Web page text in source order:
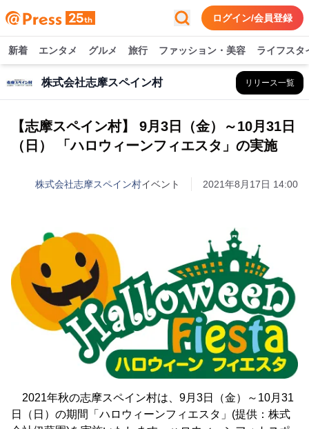
ログイン/会員登録
新着 エンタメ グルメ 旅行 ファッション・美容 ライフスタ
株式会社志摩スペイン村 リリース一覧
【志摩スペイン村】 9月3日（金）～10月31日
（日） 「ハロウィーンフィエスタ」の実施
株式会社志摩スペイン村イベント 2021年8月17日 14:00
2021年秋の志摩スペイン村は、9月3日（金）～10月31
日（日）の期間「ハロウィーンフィエスタ」(提供：株式